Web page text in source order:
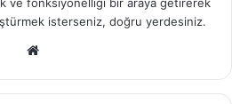
isterseniz, doğru yerdesiniz.
sit